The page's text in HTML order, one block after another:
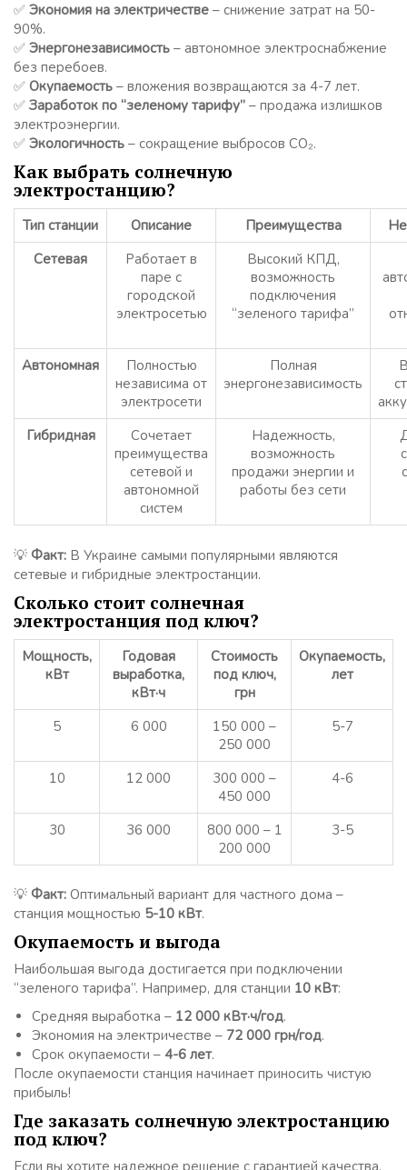
✅ Экономия на электричестве – снижение затрат на 50-
90%.
✅ Энергонезависимость – автономное электроснабжение
без перебоев.
✅ Окупаемость – вложения возвращаются за 4-7 лет.
✅ Заработок по “зеленому тарифу” – продажа излишков
электроэнергии.
✅ Экологичность – сокращение выбросов CO₂.
Как выбрать солнечную
электростанцию?
Тип станции Описание Преимущества
Сетевая
Работает в
паре с
городской
электросетью
Высокий КПД,
возможность
подключения
“зеленого тарифа”
Автономная
Полностью
независима от
электросети
Полная
энергонезависимость
Гибридная
Сочетает
преимущества
сетевой и
автономной
систем
Надежность,
возможность
продажи энергии и
работы без сети
💡 Факт: В Украине самыми популярными являются
сетевые и гибридные электростанции.
Сколько стоит солнечная
электростанция под ключ?
Мощность,
кВт
Годовая
выработка,
кВт·ч
Стоимость
под ключ,
грн
Окупаемость,
лет
5 6 000
150 000 –
250 000
5-7
10 12 000
300 000 –
450 000
4-6
30 36 000
800 000 – 1
200 000
3-5
💡 Факт: Оптимальный вариант для частного дома –
станция мощностью 5-10 кВт.
Окупаемость и выгода
Наибольшая выгода достигается при подключении
“зеленого тарифа”. Например, для станции 10 кВт:
Средняя выработка – 12 000 кВт·ч/год.
Экономия на электричестве – 72 000 грн/год.
Срок окупаемости – 4-6 лет.
После окупаемости станция начинает приносить чистую
прибыль!
Где заказать солнечную электростанцию
под ключ?